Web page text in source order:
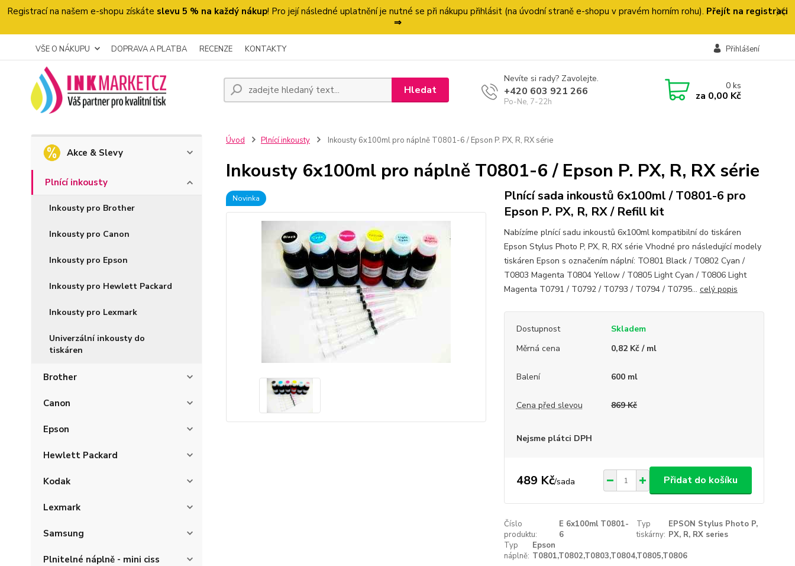
Registrací na našem e-shopu získáte slevu 5 % na každý nákup! Pro její následné uplatnění je nutné se při nákupu přihlásit (na úvodní straně e-shopu v pravém horním rohu). Přejít na registraci
⇒
VŠE O NÁKUPU DOPRAVA A PLATBA RECENZE KONTAKTY Přihlášení
Hledat
Nevíte si rady? Zavolejte.
+420 603 921 266
Po-Ne, 7-22h
0ks
za 0,00 Kč
Akce & Slevy
Plnící inkousty
Inkousty pro Brother
Inkousty pro Canon
Inkousty pro Epson
Inkousty pro Hewlett Packard
Inkousty pro Lexmark
Univerzální inkousty do
tiskáren
Brother
Canon
Epson
Hewlett Packard
Kodak
Lexmark
Samsung
Plnitelné náplně - mini ciss
Úvod Plnící inkousty Inkousty 6x100ml pro náplně T0801-6 / Epson P. PX, R, RX série
Inkousty 6x100ml pro náplně T0801-6 / Epson P. PX, R, RX série
Novinka
Plnící sada inkoustů 6x100ml / T0801-6 pro
Epson P. PX, R, RX / Refill kit
Nabízíme plnící sadu inkoustů 6x100ml kompatibilní do tiskáren
Epson Stylus Photo P, PX, R, RX série Vhodné pro následující modely
tiskáren Epson s označením náplní: TO801 Black / T0802 Cyan /
T0803 Magenta T0804 Yellow / T0805 Light Cyan / T0806 Light
Magenta T0791 / T0792 / T0793 / T0794 / T0795... celý popis
Dostupnost
Skladem
Měrná cena
0,82 Kč / ml
Balení 600 ml
Cena před slevou 869 Kč
Nejsme plátci DPH
489 Kč/sada Přidat do košíku
Číslo
produktu:
E 6x100ml T0801-
6
Typ
tiskárny:
EPSON Stylus Photo P,
PX, R, RX series
Typ
náplně:
Epson
T0801,T0802,T0803,T0804,T0805,T0806